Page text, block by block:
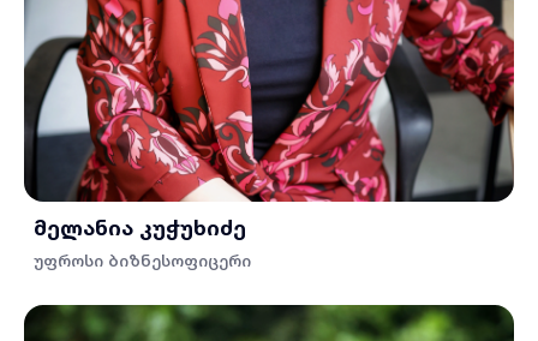
მელანია კუჭუხიძე
უფროსი ბიზნესოფიცერი